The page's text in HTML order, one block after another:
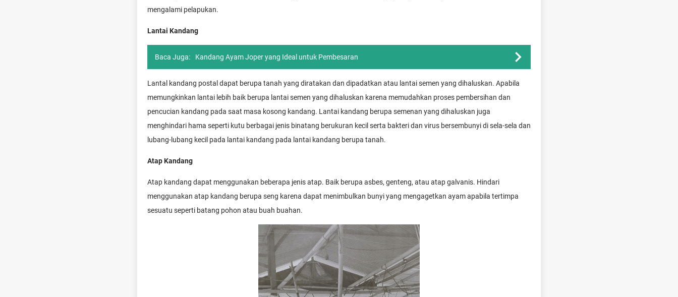
mengalami pelapukan.
Lantai Kandang
Baca Juga: Kandang Ayam Joper yang Ideal untuk Pembesaran
Lantal kandang postal dapat berupa tanah yang diratakan dan dipadatkan atau lantai semen yang dihaluskan. Apabila
memungkinkan lantai lebih baik berupa lantai semen yang dihaluskan karena memudahkan proses pembersihan dan
pencucian kandang pada saat masa kosong kandang. Lantai kandang berupa semenan yang dihaluskan juga
menghindari hama seperti kutu berbagai jenis binatang berukuran kecil serta bakteri dan virus bersembunyi di sela-sela dan
lubang-lubang kecil pada lantai kandang pada lantai kandang berupa tanah.
Atap Kandang
Atap kandang dapat menggunakan beberapa jenis atap. Baik berupa asbes, genteng, atau atap galvanis. Hindari
menggunakan atap kandang berupa seng karena dapat menimbulkan bunyi yang mengagetkan ayam apabila tertimpa
sesuatu seperti batang pohon atau buah buahan.